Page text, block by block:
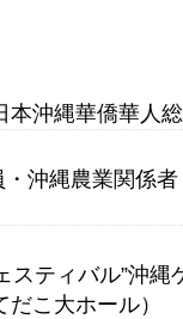
本沖縄華僑華人
沖縄農業関係
スティバル”沖縄
こ大ホール）